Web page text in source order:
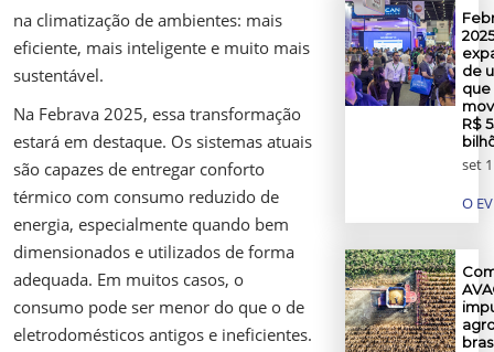
na climatização de ambientes: mais
eficiente, mais inteligente e muito mais
sustentável.
Na Febrava 2025, essa transformação
estará em destaque. Os sistemas atuais
são capazes de entregar conforto
térmico com consumo reduzido de
energia, especialmente quando bem
dimensionados e utilizados de forma
adequada. Em muitos casos, o
consumo pode ser menor do que o de
eletrodomésticos antigos e ineficientes.
de
que
R$
set
O